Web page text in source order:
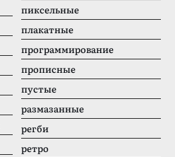
пиксельные
плакатные
программирование
прописные
пустые
размазанные
регби
ретро